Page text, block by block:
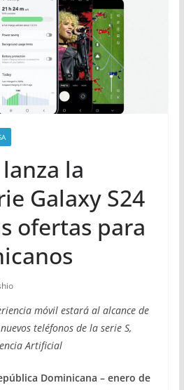
la
Galaxy S24
ofertas para
móvil estará al alcance de
teléfonos de la serie S,
Artificial
Dominicana – enero de